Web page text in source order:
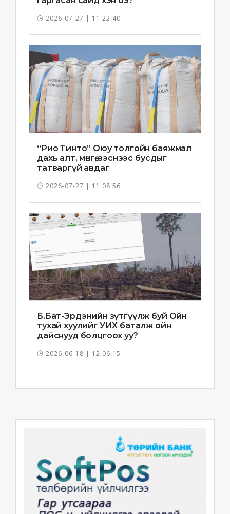
2026-07-27 | 11:22:40
“Рио Тинто” Оюу толгойн баяжмал
дахь алт, мөнгө, зэснээс бусдыг
татваргүй авдаг
2026-07-27 | 11:08:56
Б.Бат-Эрдэнийн зүтгүүлж буй Ойн
тухай хуулийг УИХ баталж ойн
дайснууд болцгоох уу?
2026-06-18 | 12:06:15